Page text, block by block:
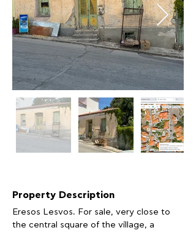
Property Description
Eresos Lesvos. For sale, very close to
the central square of the village, a